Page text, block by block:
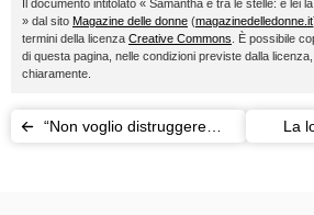
Il documento intitolato « Samantha è tra le stelle: è lei
» dal sito Magazine delle donne (magazinedelledonne.it
termini della licenza Creative Commons . È possibile
di questa pagina, nelle condizioni previste dalla
chiaramente.
“Non voglio distruggere
La